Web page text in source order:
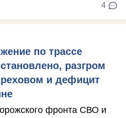
4
по трассе
разгром
и дефицит
фронта СВО и